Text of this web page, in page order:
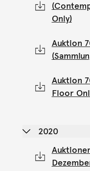
Only)
Auktion
Auktion
Floor
2020